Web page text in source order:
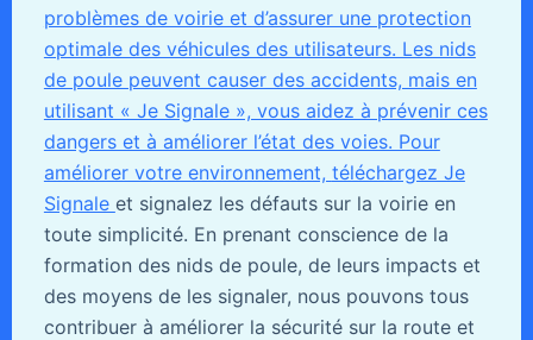
problèmes de voirie et d’assurer une protection
optimale des véhicules des utilisateurs. Les nids
de poule peuvent causer des accidents, mais en
utilisant « Je Signale », vous aidez à prévenir ces
dangers et à améliorer l’état des voies. Pour
améliorer votre environnement, téléchargez Je
Signale et signalez les défauts sur la voirie en
toute simplicité. En prenant conscience de la
formation des nids de poule, de leurs impacts et
des moyens de les signaler, nous pouvons tous
contribuer à améliorer la sécurité sur la route et